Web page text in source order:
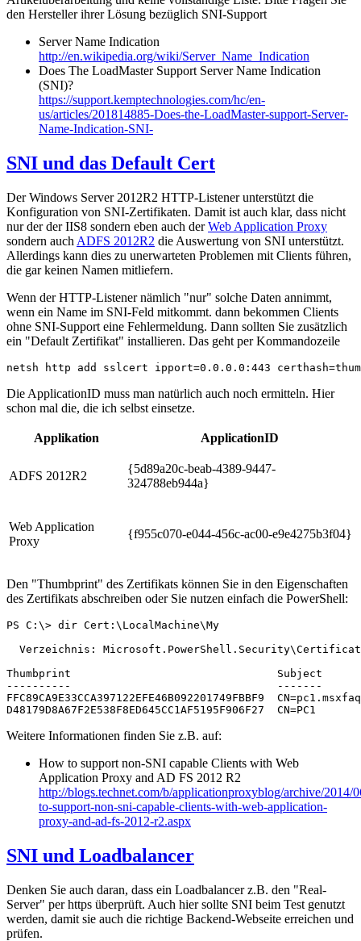
den Hersteller ihrer Lösung bezüglich SNI-Support
Server Name Indication
http://en.wikipedia.org/wiki/Server_Name_Indication
Does The LoadMaster Support Server Name Indication
(SNI)?
https://support.kemptechnologies.com/hc/en-
us/articles/201814885-Does-the-LoadMaster-support-Server-
Name-Indication-SNI-
SNI und das Default Cert
Der Windows Server 2012R2 HTTP-Listener unterstützt die
Konfiguration von SNI-Zertifikaten. Damit ist auch klar, dass nicht
nur der der IIS8 sondern eben auch derWeb Application Proxy
sondern auch ADFS 2012R2 die Auswertung von SNI unterstützt.
Allerdings kann dies zu unerwarteten Problemen mit Clients führen,
die gar keinen Namen mitliefern.
Wenn der HTTP-Listener nämlich "nur" solche Daten annimmt,
wenn ein Name im SNI-Feld mitkommt. dann bekommen Clients
ohne SNI-Support eine Fehlermeldung. Dann sollten Sie zusätzlich
ein "Default Zertifikat" installieren. Das geht per Kommandozeile
Die ApplicationID muss man natürlich auch noch ermitteln. Hier
schon mal die, die ich selbst einsetze.
Applikation ApplicationID
ADFS 2012R2
{5d89a20c-beab-4389-9447-
324788eb944a}
Web Application
Proxy
{f955c070-e044-456c-ac00-e9e4275b3f04}
Den "Thumbprint" des Zertifikats können Sie in den Eigenschaften
des Zertifikats abschreiben oder Sie nutzen einfach die PowerShell:
PS C:\> dir Cert:\LocalMachine\My
Verzeichnis:
Thumbprint                                Subject
----------                                -------
FFC89CA9E33CCA397122EFE46B092201749FBBF9
D48179D8A67F2E538F8ED645CC1AF5195F906F27  CN=PC1
Weitere Informationen finden Sie z.B. auf:
How to support non-SNI capable Clients with Web
Application Proxy and AD FS 2012 R2
http://blogs.technet.com/b/applicationproxyblog/archive/2014/
to-support-non-sni-capable-clients-with-web-application-
proxy-and-ad-fs-2012-r2.aspx
SNI und Loadbalancer
Denken Sie auch daran, dass ein Loadbalancer z.B. den "Real-
Server" per https überprüft. Auch hier sollte SNI beim Test genutzt
werden, damit sie auch die richtige Backend-Webseite erreichen und
prüfen.